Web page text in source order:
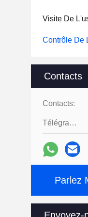
Visite De
Contrôle De
Contacts
Contacts:
Télégramme:
Parlez